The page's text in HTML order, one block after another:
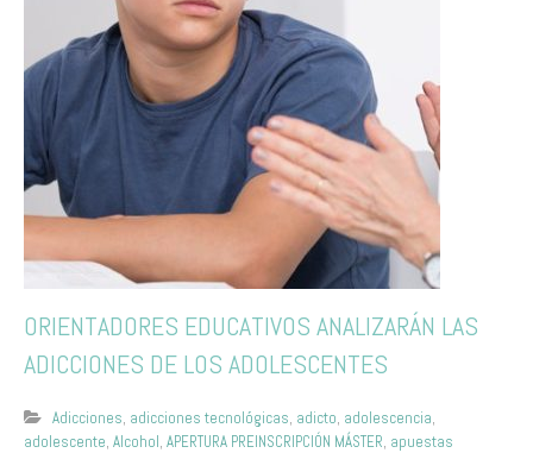
ORIENTADORES EDUCATIVOS ANALIZARÁN LAS
ADICCIONES DE LOS ADOLESCENTES
Adicciones, adicciones tecnológicas, adicto, adolescencia,
adolescente, Alcohol, APERTURA PREINSCRIPCIÓN MÁSTER, apuestas